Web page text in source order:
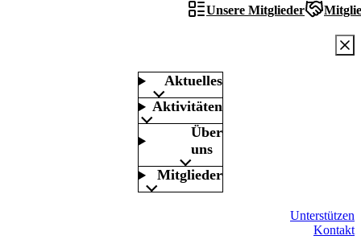
Unsere Mitglieder
Aktuelles
Aktivitäten
Über
uns
Mitglieder
Unterstützen
Kontakt